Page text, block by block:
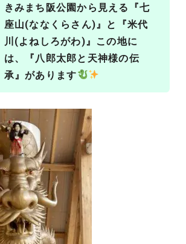
きみまち阪公園から見える『七
座山(ななくらさん)』と『米代
川(よねしろがわ)』この地に
は、『八郎太郎と天神様の伝
承』があります